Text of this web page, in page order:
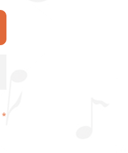
*